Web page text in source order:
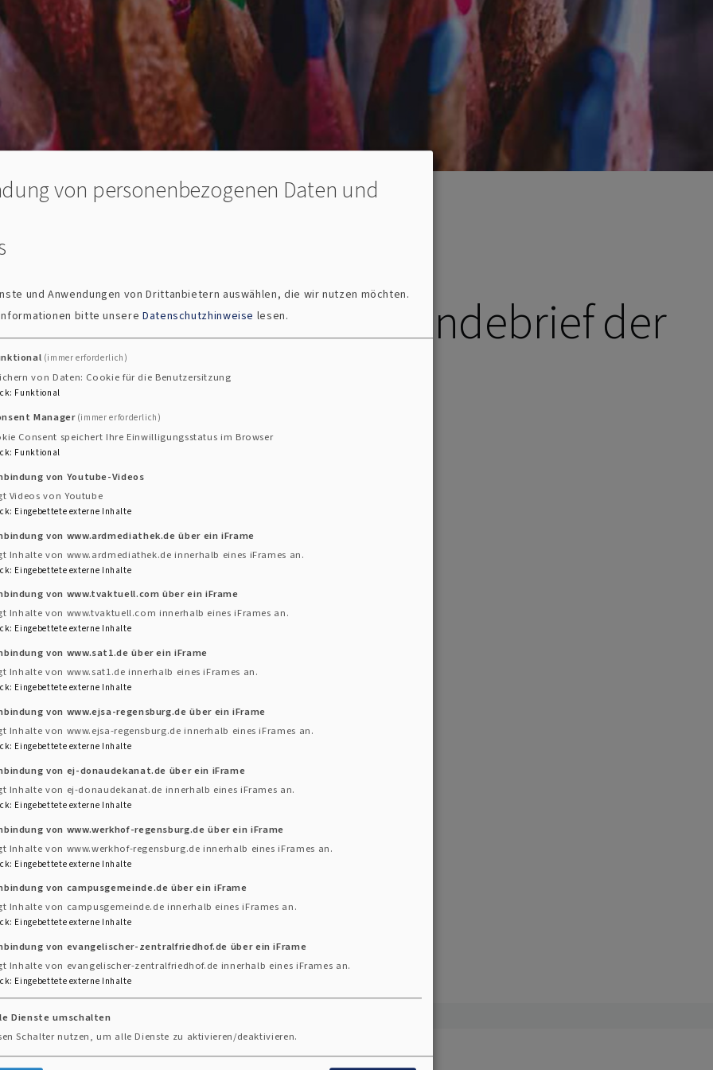
Regensburger Kirchengemeinden
- Der Gemeindebrief der
Hier geht's direkt zum Download!
MB
Regensburg
von personenbezogenen Daten und
und Anwendungen von Drittanbietern auswählen, die wir nutzen möchten.
bitte unsere Datenschutzhinweise lesen.
(immer erforderlich)
von Daten: Cookie für die Benutzersitzung
: Funktional
Manager (immer erforderlich)
Consent speichert Ihre Einwilligungsstatus im Browser
: Funktional
von Youtube-Videos
Videos von Youtube
: Eingebettete externe Inhalte
von www.ardmediathek.de über ein iFrame
Inhalte von www.ardmediathek.de innerhalb eines iFrames an.
: Eingebettete externe Inhalte
von www.tvaktuell.com über ein iFrame
Inhalte von www.tvaktuell.com innerhalb eines iFrames an.
: Eingebettete externe Inhalte
von www.sat1.de über ein iFrame
Inhalte von www.sat1.de innerhalb eines iFrames an.
: Eingebettete externe Inhalte
von www.ejsa-regensburg.de über ein iFrame
Inhalte von www.ejsa-regensburg.de innerhalb eines iFrames an.
: Eingebettete externe Inhalte
von ej-donaudekanat.de über ein iFrame
Inhalte von ej-donaudekanat.de innerhalb eines iFrames an.
: Eingebettete externe Inhalte
von www.werkhof-regensburg.de über ein iFrame
Inhalte von www.werkhof-regensburg.de innerhalb eines iFrames an.
: Eingebettete externe Inhalte
von campusgemeinde.de über ein iFrame
Inhalte von campusgemeinde.de innerhalb eines iFrames an.
: Eingebettete externe Inhalte
von evangelischer-zentralfriedhof.de über ein iFrame
Inhalte von evangelischer-zentralfriedhof.de innerhalb eines iFrames an.
: Eingebettete externe Inhalte
Dienste umschalten
Schalter nutzen, um alle Dienste zu aktivieren/deaktivieren.